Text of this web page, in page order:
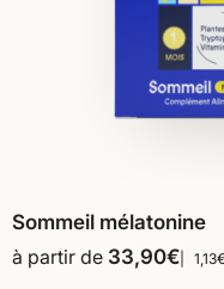
Sommeil mélatonine
à partir de 33,90€